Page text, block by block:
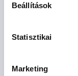
Beállítások
Statisztikai
Marketing
Önkormányzat.